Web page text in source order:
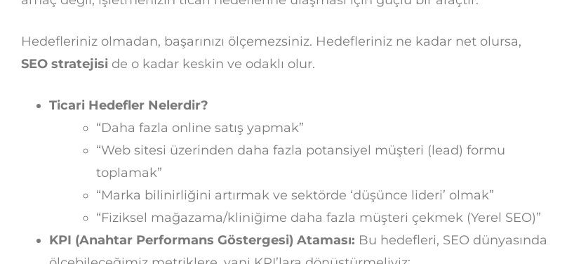
Hedefleriniz olmadan, başarınızı ölçemezsiniz. Hedefleriniz ne kadar net olursa,
SEO stratejisi de o kadar keskin ve odaklı olur.
Ticari Hedefler Nelerdir?
“Daha fazla online satış yapmak”
“Web sitesi üzerinden daha fazla potansiyel müşteri (lead) formu
toplamak”
“Marka bilinirliğini artırmak ve sektörde ‘düşünce lideri’ olmak”
“Fiziksel mağazama/kliniğime daha fazla müşteri çekmek (Yerel SEO)”
KPI (Anahtar Performans Göstergesi) Ataması: Bu hedefleri, SEO dünyasında